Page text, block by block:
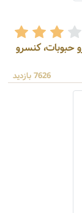
حبوبات، کنسرو
7626 بازدید